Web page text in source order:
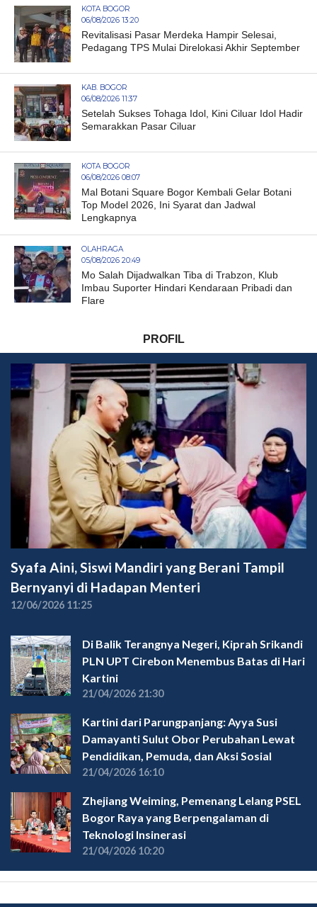
KOTA BOGOR
06/08/2026 13:20
Revitalisasi Pasar Merdeka Hampir Selesai,
Pedagang TPS Mulai Direlokasi Akhir September
KAB. BOGOR
06/08/2026 11:37
Setelah Sukses Tohaga Idol, Kini Ciluar Idol Hadir
Semarakkan Pasar Ciluar
KOTA BOGOR
06/08/2026 08:07
Mal Botani Square Bogor Kembali Gelar Botani
Top Model 2026, Ini Syarat dan Jadwal
Lengkapnya
OLAHRAGA
05/08/2026 20:49
Mo Salah Dijadwalkan Tiba di Trabzon, Klub
Imbau Suporter Hindari Kendaraan Pribadi dan
Flare
PROFIL
Syafa Aini, Siswi Mandiri yang Berani Tampil
Bernyanyi di Hadapan Menteri
12/06/2026 11:25
Di Balik Terangnya Negeri, Kiprah Srikandi
PLN UPT Cirebon Menembus Batas di Hari
Kartini
21/04/2026 21:30
Kartini dari Parungpanjang: Ayya Susi
Damayanti Sulut Obor Perubahan Lewat
Pendidikan, Pemuda, dan Aksi Sosial
21/04/2026 16:10
Zhejiang Weiming, Pemenang Lelang PSEL
Bogor Raya yang Berpengalaman di
Teknologi Insinerasi
21/04/2026 10:20